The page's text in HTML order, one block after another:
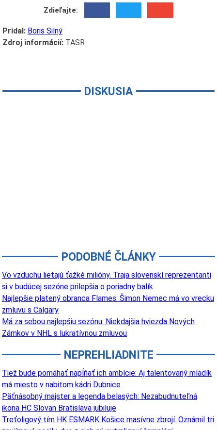
Zdieľajte:
Pridal: Boris Silný
Zdroj informácií:TASR
DISKUSIA
PODOBNÉ ČLÁNKY
Vo vzduchu lietajú ťažké milióny. Traja slovenskí reprezentanti
si v budúcej sezóne prilepšia o poriadny balík
Najlepšie platený obranca Flames: Šimon Nemec má vo vrecku
zmluvu s Calgary
Má za sebou najlepšiu sezónu: Niekdajšia hviezda Nových
Zámkov v NHL s lukratívnou zmluvou
NEPREHLIADNITE
Tiež bude pomáhať napĺňať ich ambície: Aj talentovaný mladík
má miesto v nabitom kádri Dubnice
Päťnásobný majster a legenda belasých: Nezabudnuteľná
ikona HC Slovan Bratislava jubiluje
Treťoligový tím HK ESMARK Košice masívne zbrojí. Oznámil tri